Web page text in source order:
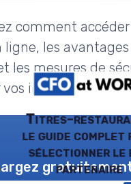
comment
ligne, les
les mesures de
informations.
Titres-
le guide complet
sélectionner le
partenaire